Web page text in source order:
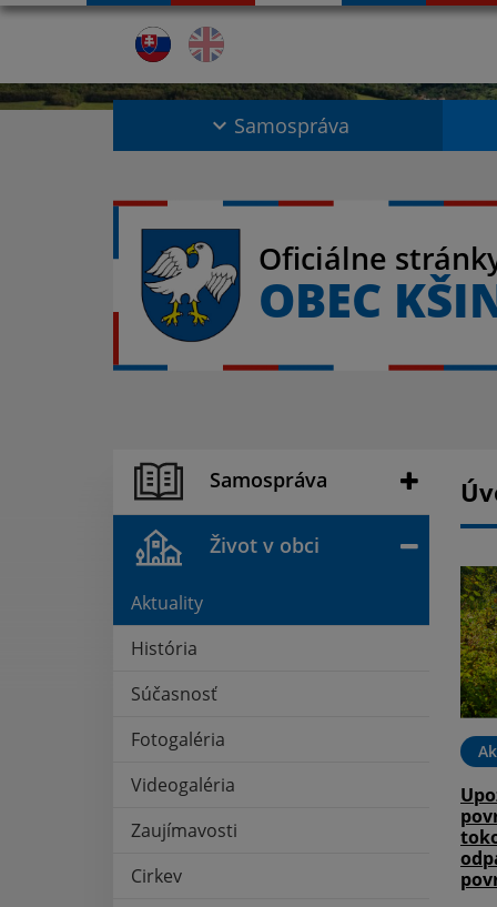
Samospráva
Oficiálne
OBEC
Samospráva
Život v obci
Aktuality
História
Súčasnosť
Fotogaléria
Videogaléria
Zaujímavosti
Cirkev